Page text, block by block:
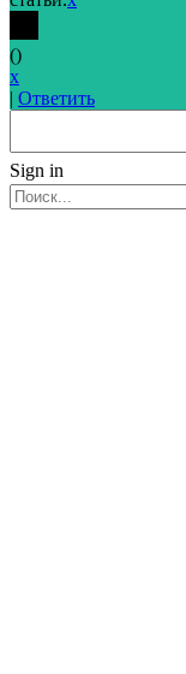
()
x
| Ответить
Sign in